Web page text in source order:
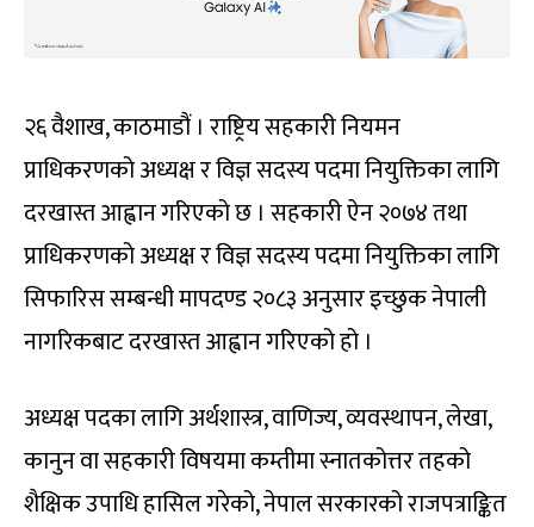
२६ वैशाख, काठमाडौं । राष्ट्रिय सहकारी नियमन
प्राधिकरणको अध्यक्ष र विज्ञ सदस्य पदमा नियुक्तिका लागि
दरखास्त आह्वान गरिएको छ । सहकारी ऐन २०७४ तथा
प्राधिकरणको अध्यक्ष र विज्ञ सदस्य पदमा नियुक्तिका लागि
सिफारिस सम्बन्धी मापदण्ड २०८३ अनुसार इच्छुक नेपाली
नागरिकबाट दरखास्त आह्वान गरिएको हो ।
अध्यक्ष पदका लागि अर्थशास्त्र, वाणिज्य, व्यवस्थापन, लेखा,
कानुन वा सहकारी विषयमा कम्तीमा स्नातकोत्तर तहको
शैक्षिक उपाधि हासिल गरेको, नेपाल सरकारको राजपत्राङ्कित